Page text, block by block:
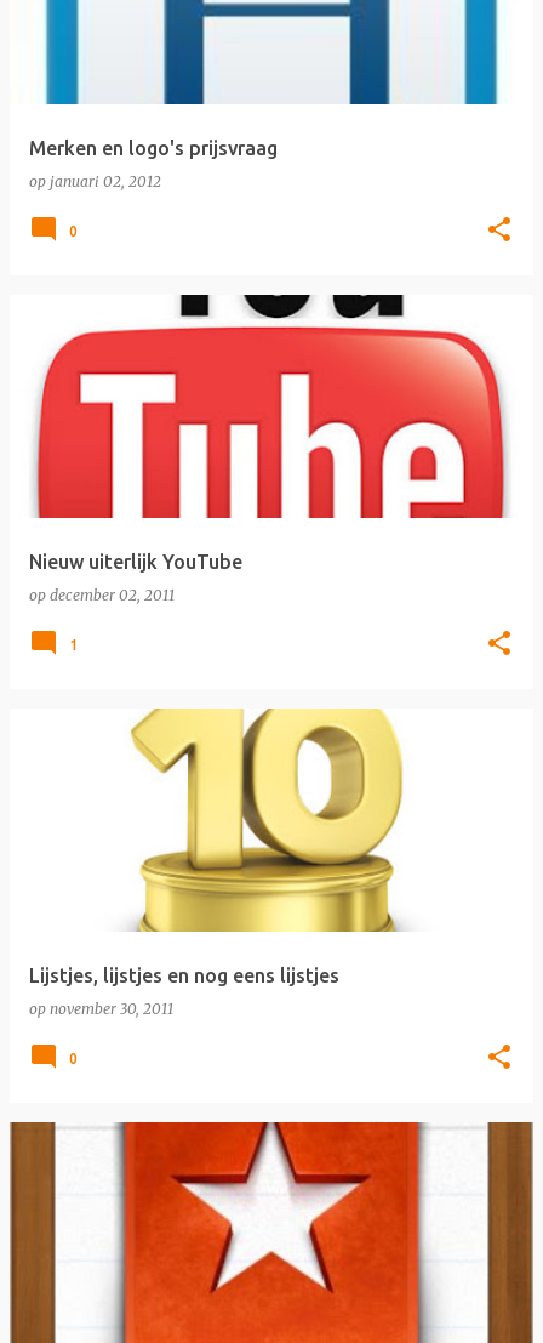
Merken en logo's prijsvraag
op januari 02, 2012
0
Nieuw uiterlijk YouTube
op december 02, 2011
1
Lijstjes, lijstjes en nog eens lijstjes
op november 30, 2011
0